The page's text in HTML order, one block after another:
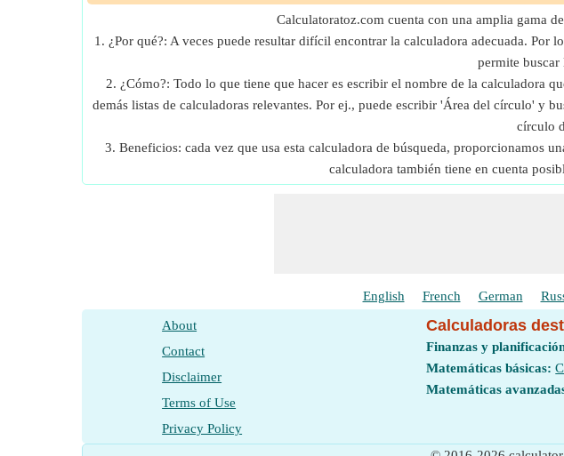
Calculatoratoz.com cuenta con una amplia gama
1. ¿Por qué?: A veces puede resultar difícil encontrar la calculadora adecuada.
permite buscar
2. ¿Cómo?: Todo lo que tiene que hacer es escribir el nombre de la calculadora
demás listas de calculadoras relevantes. Por ej., puede escribir 'Área del círculo' y
círculo
3. Beneficios: cada vez que usa esta calculadora de búsqueda, proporcionamos
calculadora también tiene en cuenta
English French German
About
Contact
Disclaimer
Terms of Use
Privacy Policy
Calculadoras
Finanzas y
Matemáticas básicas:
Matemáticas